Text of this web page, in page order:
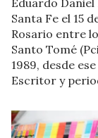
Santa Fe el 15
Rosario entre
Santo Tomé
1989, desde
Escritor y